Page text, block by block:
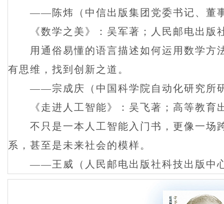
——陈炜（中信出版集团党委书记、董
《数学之美》：吴军著；人民邮电出版
用通俗易懂的语言描述如何运用数学方
有思维，找到创新之道。
——宗成庆（中国科学院自动化研究所
《走进人工智能》：吴飞著；高等教育
不只是一本人工智能入门书，更像一场
系，甚至是未来社会的模样。
——王威（人民邮电出版社科技出版中